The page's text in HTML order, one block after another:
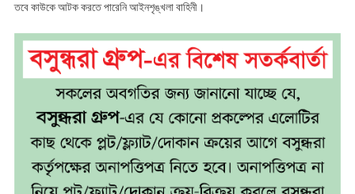
তবে কাউকে আটক করতে পারেনি আইনশৃঙ্খলা বাহিনী।